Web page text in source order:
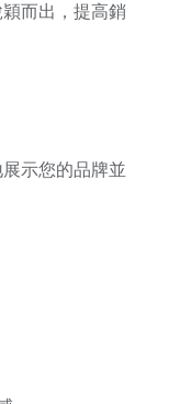
而出，提高銷
示您的品牌並